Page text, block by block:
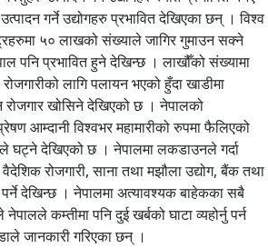
गर्ने उद्योगहरु प्रभावित देखिएका छन् । विश्व
५० लाखको संख्याले जागिर गुमाउन सक्ने
पनि प्रभावित हुने देखिन्छ । लाखौँको संख्यामा
लागि पलायन भएको हुँदा खाडीमा
रोजगार खोसिने देखिएको छ । नेपालको
आम्दानी विश्वभर महामारीको रुपमा फैलिएको
घट्ने देखिएको छ । नेपालमा लकडाउनले गर्दा
वैदेशिक रोजगारी, साना तथा मझौला उद्योग, बैंक तथा
पर्ने देखिन्छ । नेपालमा अत्यावश्यक बाहेकका सबै
कम्तीमा पनि दुई खर्बको घाटा व्यहोर्नु पर्न
जानकारी गरिएका छन् ।